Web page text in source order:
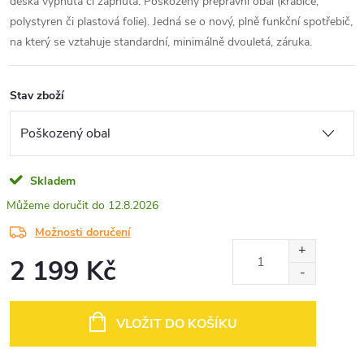
polystyren či plastová folie). Jedná se o nový, plně funkční spotřebič,
na který se vztahuje standardní, minimálně dvouletá, záruka.
Stav zboží
Skladem
12.8.2026
Možnosti doručení
2 199 Kč
VLOŽIT DO KOŠÍKU